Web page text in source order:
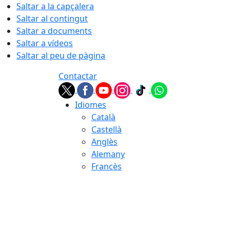
Saltar a la capçalera
Saltar al contingut
Saltar a documents
Saltar a vídeos
Saltar al peu de pàgina
Contactar
Idiomes
Català
Castellà
Anglès
Alemany
Francès